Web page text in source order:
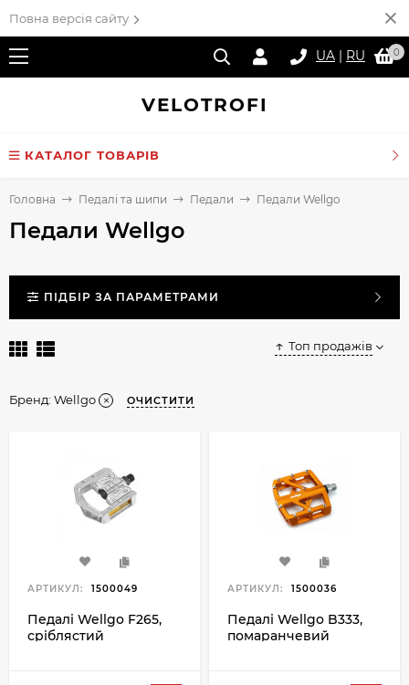
Повна версія сайту
UA | RU 0
VELOTROFI
КАТАЛОГ ТОВАРІВ
Головна Педалі та шипи Педали Педали Wellgo
Педали Wellgo
ПІДБІР ЗА ПАРАМЕТРАМИ
Топ продажів
Бренд: Wellgo ОЧИСТИТИ
АРТИКУЛ: 1500049
Педалі Wellgo F265,
сріблястий
АРТИКУЛ: 1500036
Педалі Wellgo B333,
помаранчевий